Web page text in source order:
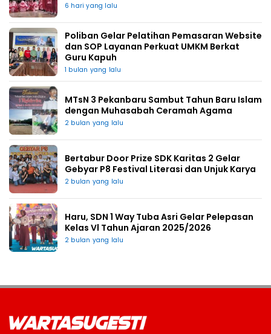
6 hari yang lalu
Poliban Gelar Pelatihan Pemasaran Website
dan SOP Layanan Perkuat UMKM Berkat
Guru Kapuh
1 bulan yang lalu
MTsN 3 Pekanbaru Sambut Tahun Baru Islam
dengan Muhasabah Ceramah Agama
2 bulan yang lalu
Bertabur Door Prize SDK Karitas 2 Gelar
Gebyar P8 Festival Literasi dan Unjuk Karya
2 bulan yang lalu
Haru, SDN 1 Way Tuba Asri Gelar Pelepasan
Kelas Vl Tahun Ajaran 2025/2026
2 bulan yang lalu